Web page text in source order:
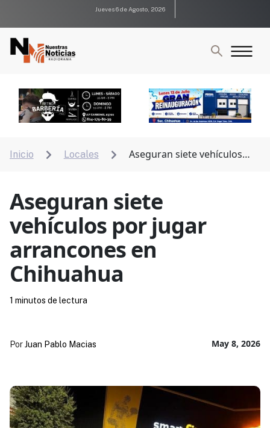
Jueves 6 de Agosto, 2026
Inicio  Locales 
Aseguran siete vehículos
Aseguran siete
vehículos por jugar
arrancones en
Chihuahua
May 8, 2026
PorJuan Pablo Macias
1 minutos de lectura